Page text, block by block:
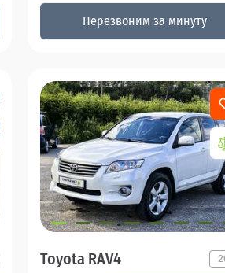
Перезвоним за минуту
Toyota RAV4